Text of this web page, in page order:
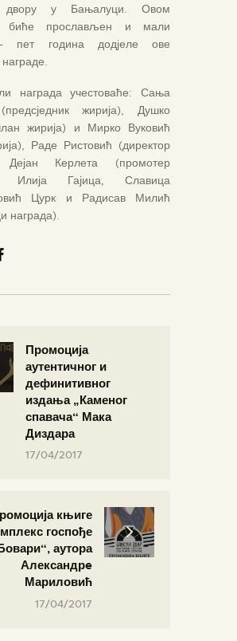
двору у Бањалуци. Овом
биће прослављен и мали
– пет година додјеле ове
награда учестоваће: Сања
жирија), Душко
жирија) и Мирко Вуковић
Раде Ристовић (директор
Дејан Керлета (промотер
Илија Гајица, Славица
Цурк и Радисав Милић
награда).
Промоција
аутентичног и
дефинитивног
издања „Каменог
спавача“ Мака
Диздара
17/04/2017
књиге
госпође
аутора
Александрe
Мариловић
17/04/2017